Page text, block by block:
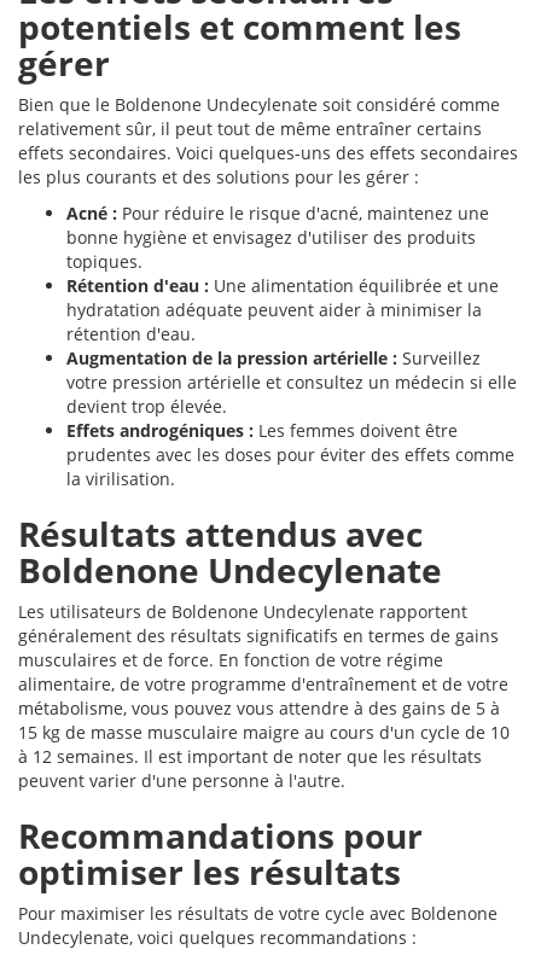
potentiels et comment les
gérer
Bien que le Boldenone Undecylenate soit considéré comme
relativement sûr, il peut tout de même entraîner certains
effets secondaires. Voici quelques-uns des effets secondaires
les plus courants et des solutions pour les gérer :
Acné : Pour réduire le risque d'acné, maintenez une
bonne hygiène et envisagez d'utiliser des produits
topiques.
Rétention d'eau : Une alimentation équilibrée et une
hydratation adéquate peuvent aider à minimiser la
rétention d'eau.
Augmentation de la pression artérielle : Surveillez
votre pression artérielle et consultez un médecin si elle
devient trop élevée.
Effets androgéniques : Les femmes doivent être
prudentes avec les doses pour éviter des effets comme
la virilisation.
Résultats attendus avec
Boldenone Undecylenate
Les utilisateurs de Boldenone Undecylenate rapportent
généralement des résultats significatifs en termes de gains
musculaires et de force. En fonction de votre régime
alimentaire, de votre programme d'entraînement et de votre
métabolisme, vous pouvez vous attendre à des gains de 5 à
15 kg de masse musculaire maigre au cours d'un cycle de 10
à 12 semaines. Il est important de noter que les résultats
peuvent varier d'une personne à l'autre.
Recommandations pour
optimiser les résultats
Pour maximiser les résultats de votre cycle avec Boldenone
Undecylenate, voici quelques recommandations :